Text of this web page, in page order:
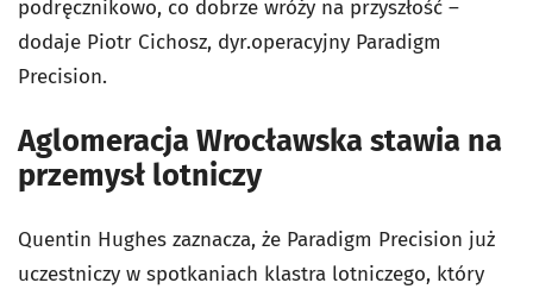
podręcznikowo, co dobrze wróży na przyszłość –
dodaje Piotr Cichosz, dyr.operacyjny Paradigm
Precision.
Aglomeracja Wrocławska stawia na
przemysł lotniczy
Quentin Hughes zaznacza, że Paradigm Precision już
uczestniczy w spotkaniach klastra lotniczego, który